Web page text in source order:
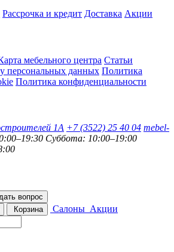
Рассрочка и кредит Доставка Акции
мебельного центра Статьи
персональных данных Политика
Политика конфиденциальности
1А +7 (3522) 25 40 04 mebel-
Суббота: 10:00–19:00
вопрос
Корзина Салоны Акции